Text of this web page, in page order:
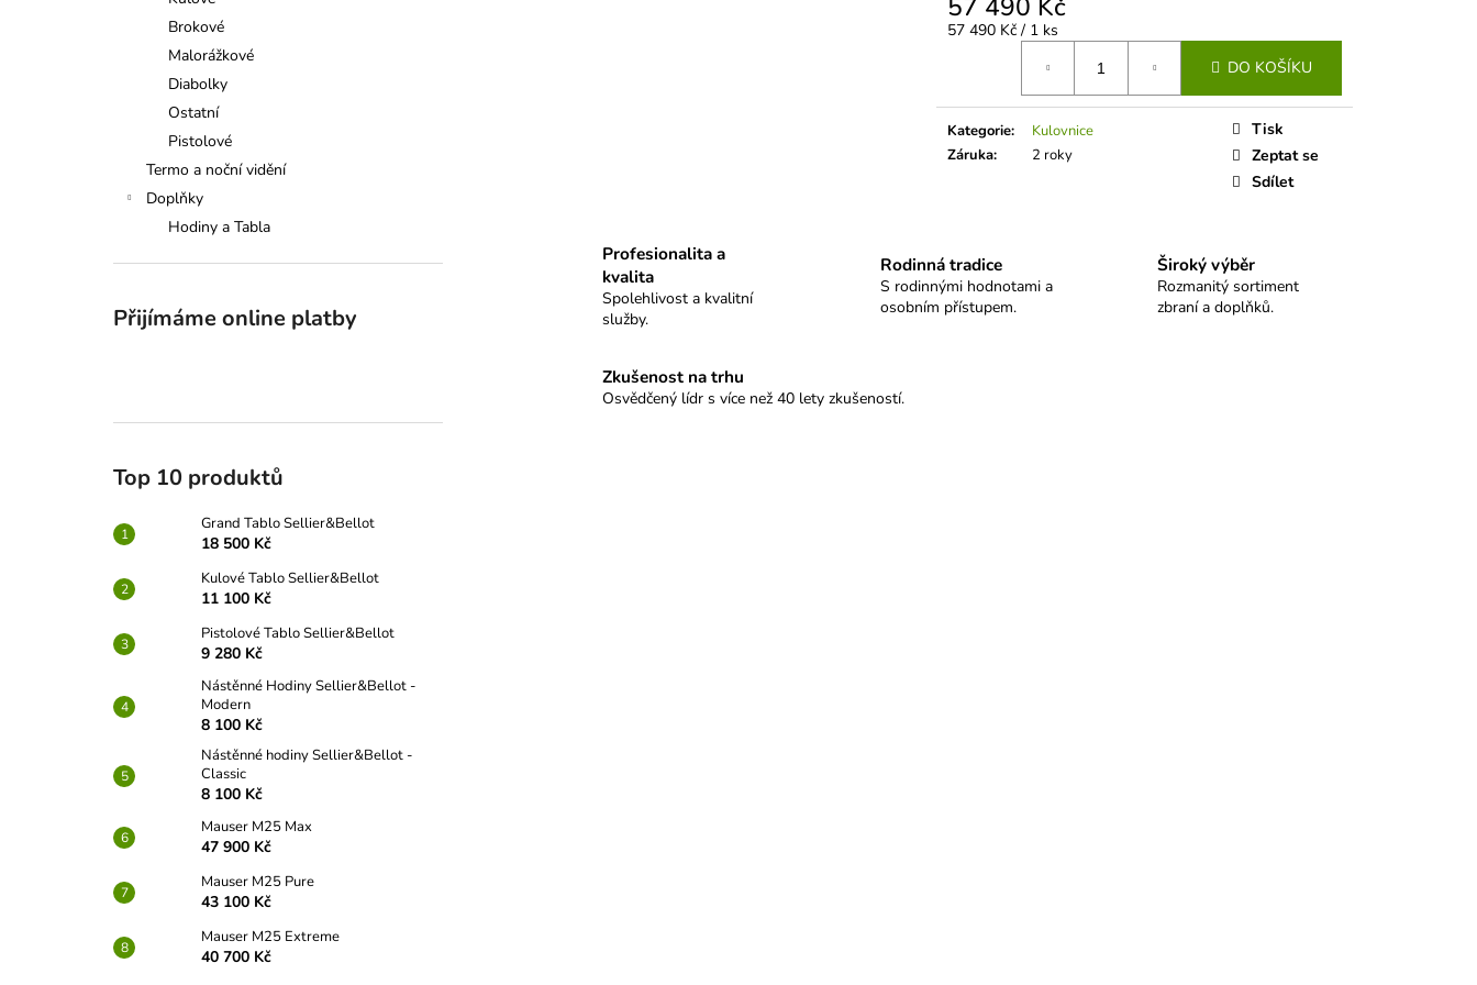
Brokové
Malorážkové
Diabolky
Ostatní
Pistolové
Termo a noční vidění
Doplňky
Hodiny a Tabla
Přijímáme online platby
Top 10 produktů
Grand Tablo Sellier&Bellot
18 500 Kč
Kulové Tablo Sellier&Bellot
11 100 Kč
Pistolové Tablo Sellier&Bellot
9 280 Kč
Nástěnné Hodiny Sellier&Bellot -
Modern
8 100 Kč
Nástěnné hodiny Sellier&Bellot -
Classic
8 100 Kč
Mauser M25 Max
47 900 Kč
Mauser M25 Pure
43 100 Kč
Mauser M25 Extreme
40 700 Kč
Měrná
57 490 Kč / 1 ks
DO KOŠÍKU
Kategorie:
Kulovnice
Záruka: 2 roky
Tisk
Zeptat se
Sdílet
Profesionalita a
kvalita
Spolehlivost a kvalitní
služby.
Rodinná tradice
S rodinnými hodnotami a
osobním přístupem.
Široký výběr
Rozmanitý sortiment
zbraní a doplňků.
Zkušenost na trhu
Osvědčený lídr s více než 40 lety zkušeností.
18 500 Kč